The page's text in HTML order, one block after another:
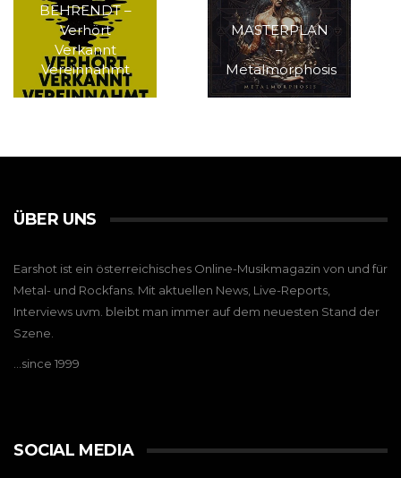
BEHRENDT –
Verhört
Verkannt
Vereinnahmt
MASTERPLAN
–
Metalmorphosis
ÜBER UNS
Earshot ist ein österreichisches Online-Musikmagazin von und für
Metal- und Rockfans. Mit aktuellen News, Live-Reports,
Interviews uvm. bleibt man immer auf dem neuesten Stand der
Szene.
…since 1999
SOCIAL MEDIA